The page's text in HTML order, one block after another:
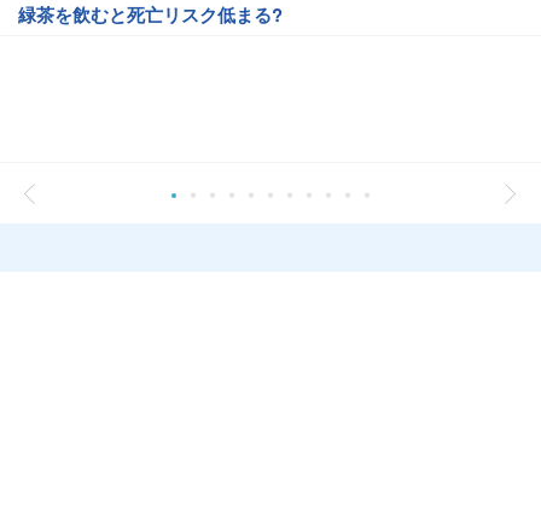
緑茶を飲むと死亡リスク低まる?